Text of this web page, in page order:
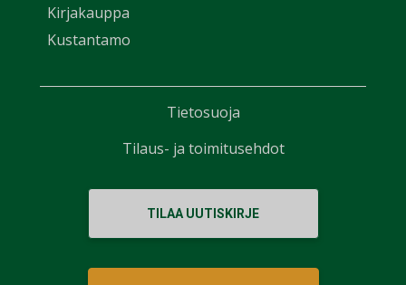
Kirjakauppa
Kustantamo
TILAA UUTISKIRJE
Tietosuoja
Tilaus- ja toimitusehdot